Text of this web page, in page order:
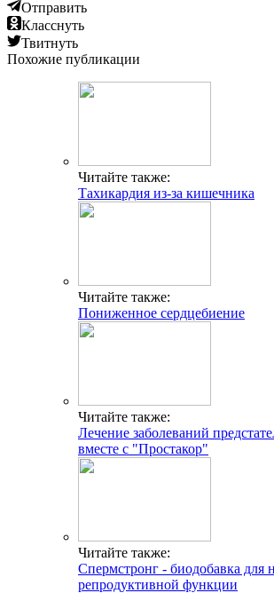
Отправить
Класснуть
Твитнуть
Похожие публикации
Читайте также:
Тахикардия из-за кишечника
Читайте также:
Пониженное сердцебиение
Читайте также:
Лечение заболеваний
вместе с "Простакор"
Читайте также:
Спермстронг - биодобавка для
репродуктивной функции